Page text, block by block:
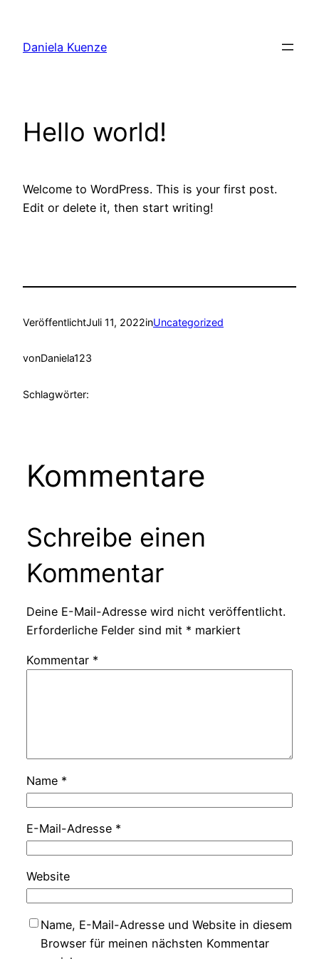
springen
Daniela Kuenze
Hello world!
Welcome to WordPress. This is your first post.
Edit or delete it, then start writing!
VeröffentlichtJuli 11, 2022inUncategorized
vonDaniela123
Schlagwörter:
Kommentare
Schreibe einen
Kommentar
Deine E-Mail-Adresse wird nicht veröffentlicht.
Erforderliche Felder sind mit * markiert
Kommentar *
Name *
E-Mail-Adresse *
Website
Name, E-Mail-Adresse und Website in diesem
Browser für meinen nächsten Kommentar